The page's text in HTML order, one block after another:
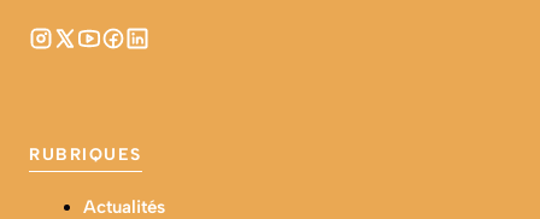
RUBRIQUES
Actualités